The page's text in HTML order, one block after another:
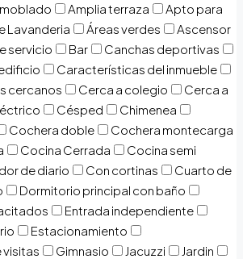
Amplia terraza
Apto para
Lavanderia Áreas verdes
Ascensor
servicio Bar
Canchas deportivas
Características del inmueble
cercanos
Cerca a colegio
Cerca a
Césped
Chimenea
Cochera doble
Cochera montecarga
Cocina Cerrada
Cocina semi
de diario Con cortinas
Cuarto de
Dormitorio principal con baño
Entrada independiente
Estacionamiento
visitas
Gimnasio Jacuzzi
Jardin